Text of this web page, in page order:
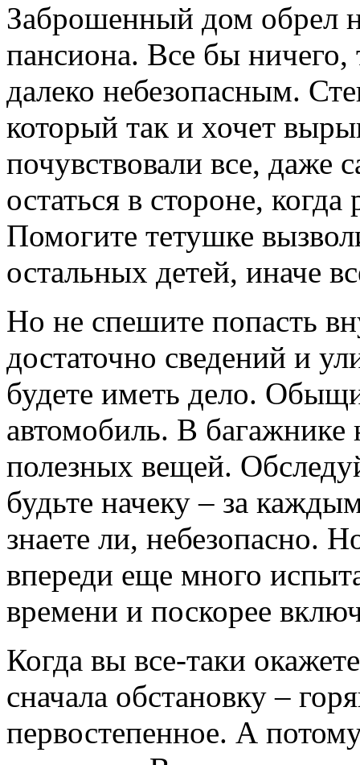
Заброшенный дом обрел
пансиона. Все бы ничего,
далеко небезопасным.
который так и хочет
почувствовали все, даже
остаться в стороне,
Помогите тетушке
остальных детей, иначе
Но не спешите попасть
достаточно сведений и
будете иметь дело.
автомобиль. В багажнике
полезных вещей.
будьте начеку – за
знаете ли, небезопасно.
впереди еще много
времени и поскорее
Когда вы все-таки
сначала обстановку –
первостепенное. А